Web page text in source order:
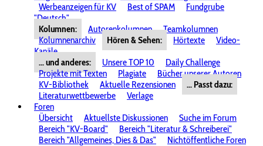
Werbeanzeigen für KV
Best of SPAM
Fundgrube
"Deutsch"
Kolumnen:
Autorenkolumnen
Teamkolumnen
Kolumnenarchiv
Hören & Sehen: Hörtexte
Video-
Kanäle
... und anderes:
Unsere TOP 10
Daily Challenge
Projekte mit Texten
Plagiate
Bücher unserer Autoren
KV-Bibliothek
Aktuelle Rezensionen
... Passt dazu:
Literaturwettbewerbe
Verlage
Foren
Übersicht
Aktuellste Diskussionen
Suche im Forum
Bereich "KV-Board"
Bereich "Literatur & Schreiberei"
Bereich "Allgemeines, Dies & Das"
Nichtöffentliche Foren